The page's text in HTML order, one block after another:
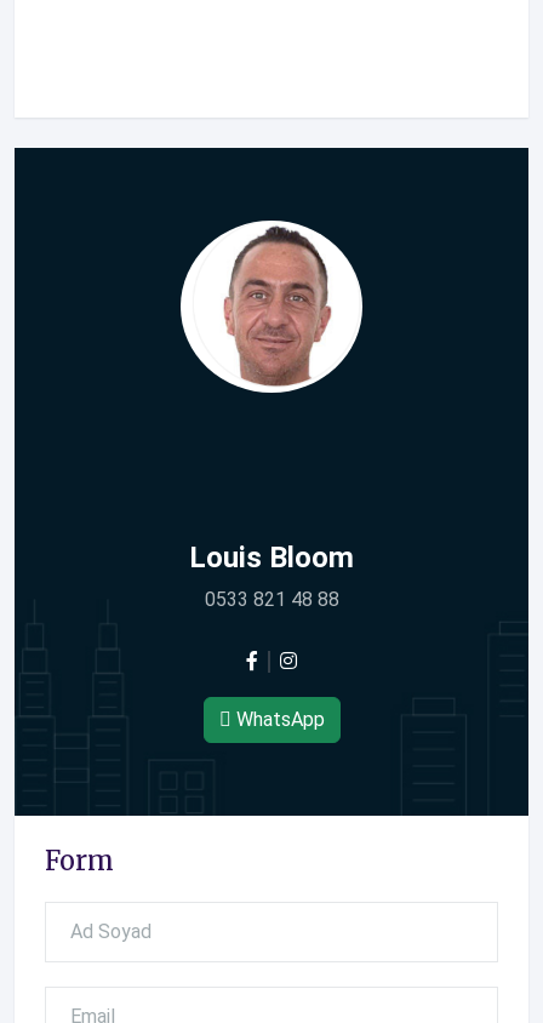
Louis Bloom
0533 821 48 88
WhatsApp
Form